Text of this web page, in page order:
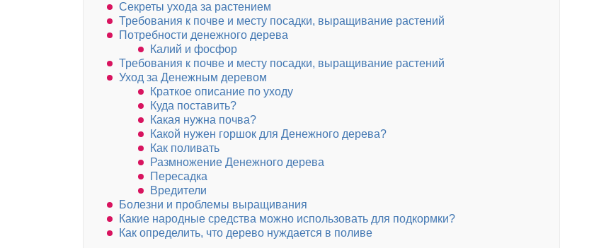
Секреты ухода за растением
Требования к почве и месту посадки, выращивание растений
Потребности денежного дерева
Калий и фосфор
Требования к почве и месту посадки, выращивание растений
Уход за Денежным деревом
Краткое описание по уходу
Куда поставить?
Какая нужна почва?
Какой нужен горшок для Денежного дерева?
Как поливать
Размножение Денежного дерева
Пересадка
Вредители
Болезни и проблемы выращивания
Какие народные средства можно использовать для подкормки?
Как определить, что дерево нуждается в поливе